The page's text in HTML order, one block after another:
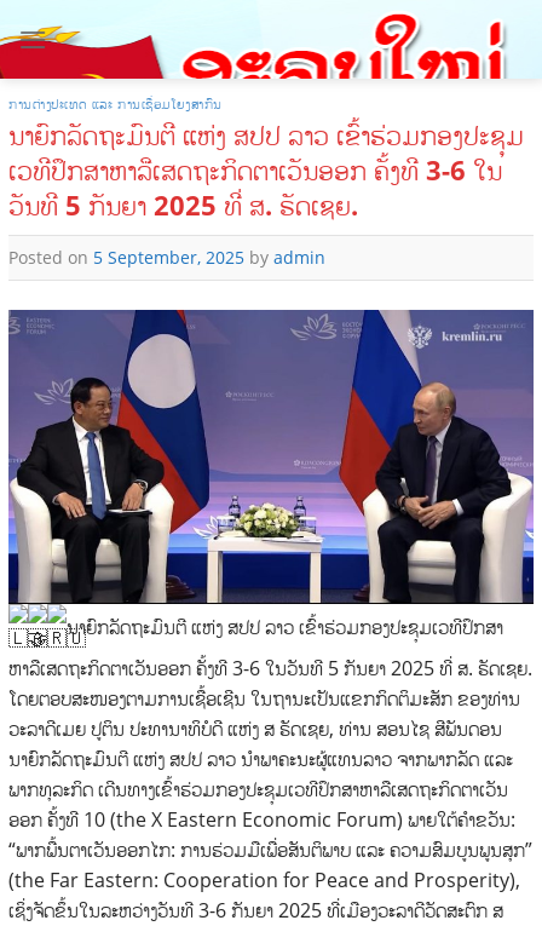
to
content
ການຕ່າງປະເທດ ແລະ ການເຊື່ອມໂຍງສາກົນ
ນາຍົກລັດຖະມົນຕີ ແຫ່ງ ສປປ ລາວ ເຂົ້າຮ່ວມກອງປະຊຸມ
ເວທີປຶກສາຫາລືເສດຖະກິດຕາເວັນອອກ ຄັ້ງທີ 3-6 ໃນ
ວັນທີ 5 ກັນຍາ 2025 ທີ່ ສ. ຣັດເຊຍ.
Posted on 5 September, 2025 by admin
ນາຍົກລັດຖະມົນຕີ ແຫ່ງ ສປປ ລາວ ເຂົ້າຮ່ວມກອງປະຊຸມເວທີປຶກສາ
ຫາລືເສດຖະກິດຕາເວັນອອກ ຄັ້ງທີ 3-6 ໃນວັນທີ 5 ກັນຍາ 2025 ທີ່ ສ. ຣັດເຊຍ.
ໂດຍຕອບສະໜອງຕາມການເຊື້ອເຊີນ ໃນຖານະເປັນແຂກກິດຕິມະສັກ ຂອງທ່ານ
ວະລາດີເມຍ ປູຕິນ ປະທານາທິບໍດີ ແຫ່ງ ສ ຣັດເຊຍ, ທ່ານ ສອນໄຊ ສີພັນດອນ
ນາຍົກລັດຖະມົນຕີ ແຫ່ງ ສປປ ລາວ ນຳພາຄະນະຜູ້ແທນລາວ ຈາກພາກລັດ ແລະ
ພາກທຸລະກິດ ເດີນທາງເຂົ້າຮ່ວມກອງປະຊຸມເວທີປຶກສາຫາລືເສດຖະກິດຕາເວັນ
ອອກ ຄັ້ງທີ 10 (the X Eastern Economic Forum) ພາຍໃຕ້ຄຳຂວັນ:
“ພາກພື້ນຕາເວັນອອກໄກ: ການຮ່ວມມືເພື່ອສັນຕິພາບ ແລະ ຄວາມສົມບູນພູນສຸກ”
(the Far Eastern: Cooperation for Peace and Prosperity),
ເຊິ່ງຈັດຂຶ້ນໃນລະຫວ່າງວັນທີ 3-6 ກັນຍາ 2025 ທີ່ເມືອງວະລາດີວັດສະຕົກ ສ